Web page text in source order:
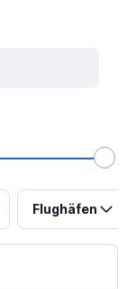
Flughäfen